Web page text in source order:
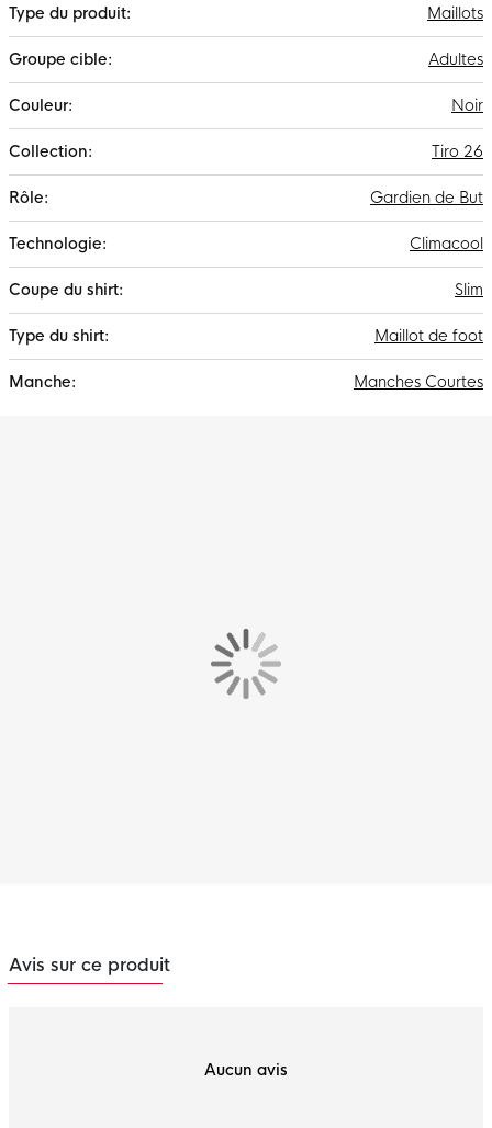
fabriqué à partir de matériaux recyclés, ce qui permet à adidas
de contribuer à un monde du sport plus durable.
Maillots
Adultes
Noir
Tiro 26
Gardien de But
Climacool
Slim
Maillot de foot
Manches Courtes
Avis sur ce produit
Aucun avis